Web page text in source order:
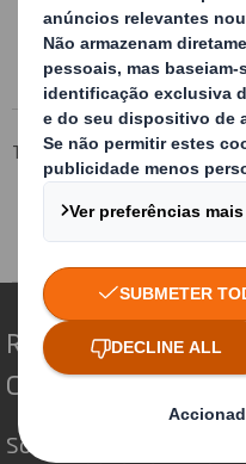
Mais
Tecnicarton
Produtos
Células flexíveis de
Redefinindo o
Constante Mudança
Somos diferentes